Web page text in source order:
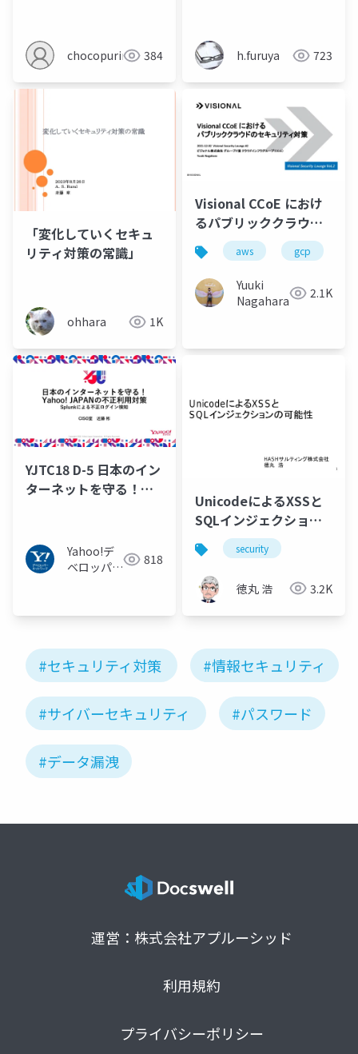
chocopurin 384 h.furuya 723
「変化していくセキュ
リティ対策の常識」
ohhara 1K
Visional CCoE におけ
るパブリッククラウド
のセキュリティ対策
aws gcp
Yuuki
Nagahara
2.1K
YJTC18 D-5 日本のイン
ターネットを守る！
不正ログイン検知
Yahoo!デ
ベロッパー
818
UnicodeによるXSSと
SQLインジェクション
の可能性security
徳丸 浩 3.2K
#セキュリティ対策 #情報セキュリティ
#サイバーセキュリティ #パスワード
#データ漏洩
運営：株式会社アプルーシッド
利用規約
プライバシーポリシー